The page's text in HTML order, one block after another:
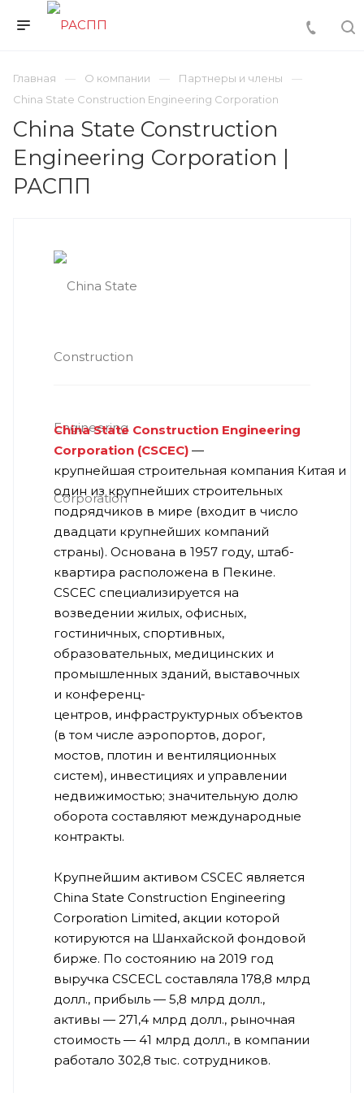
Главная О компании
Партнеры и члены
China State Construction Engineering Corporation
China State Construction
Engineering Corporation |
РАСПП
China State Construction Engineering
Corporation (CSCEC) —
крупнейшая строительная компания Китая и
один из крупнейших строительных
подрядчиков в мире (входит в число
двадцати крупнейших компаний
страны). Основана в 1957 году, штаб-
квартира расположена в Пекине.
CSCEC специализируется на
возведении жилых, офисных,
гостиничных, спортивных,
образовательных, медицинских и
промышленных зданий, выставочных
и конференц-
центров, инфраструктурных объектов
(в том числе аэропортов, дорог,
мостов, плотин и вентиляционных
систем), инвестициях и управлении
недвижимостью; значительную долю
оборота составляют международные
контракты.
Крупнейшим активом CSCEC является
China State Construction Engineering
Corporation Limited, акции которой
котируются на Шанхайской фондовой
бирже. По состоянию на 2019 год
выручка CSCECL составляла 178,8 млрд
долл., прибыль — 5,8 млрд долл.,
активы — 271,4 млрд долл., рыночная
стоимость — 41 млрд долл., в компании
работало 302,8 тыс. сотрудников.